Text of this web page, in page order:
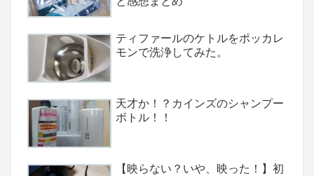
ティファールのケトルをポッカレ
モンで洗浄してみた。
天才か！？カインズのシャンプー
ボトル！！
【映らない？いや、映った！】初